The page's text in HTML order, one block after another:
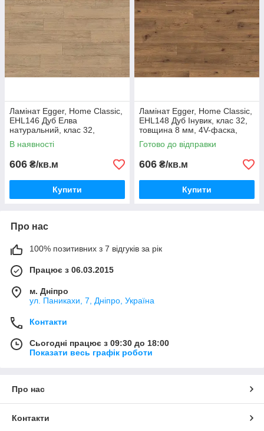
Ламінат Egger, Home Classic,
EHL146 Дуб Елва
натуральний, клас 32,
товщина 8 мм, 4V фаска,
Німеччина
В наявності
606 ₴/кв.м
Купити
Ламінат Egger, Home Classic,
EHL148 Дуб Інувик, клас 32,
товщина 8 мм, 4V-фаска,
Німеччина
Готово до відправки
606 ₴/кв.м
Купити
Про нас
100% позитивних з 7 відгуків за рік
Працює з 06.03.2015
м. Дніпро
ул. Паникахи, 7, Дніпро, Україна
Контакти
Сьогодні працює з 09:30 до 18:00
Показати весь графік роботи
Про нас
Контакти